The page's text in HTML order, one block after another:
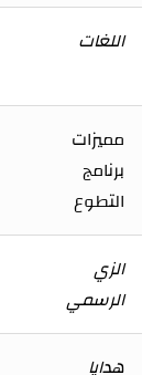
اللغات
مميزات
برنامج
التطوع
الزي
الرسمي
هدايا